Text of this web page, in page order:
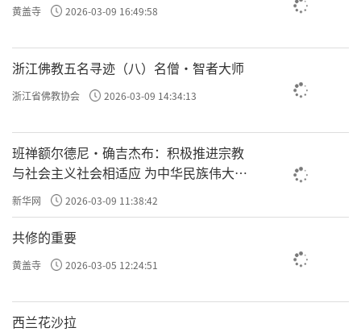
黄盖寺 2026-03-09 16:49:58
浙江佛教五名寻迹（八）名僧·智者大师
浙江省佛教协会 2026-03-09 14:34:13
班禅额尔德尼·确吉杰布：积极推进宗教
与社会主义社会相适应 为中华民族伟大复
兴贡献力量
新华网 2026-03-09 11:38:42
共修的重要
黄盖寺 2026-03-05 12:24:51
西兰花沙拉